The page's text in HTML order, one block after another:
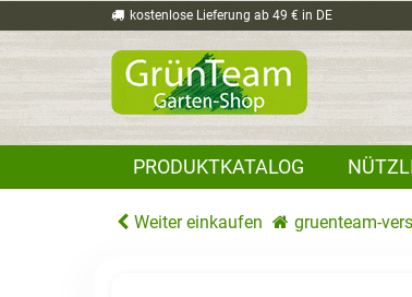
kostenlose Lieferung ab 49 € in DE
PRODUKTKATALOG
Weiter einkaufen gruenteam-